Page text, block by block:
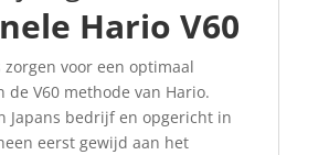
Hario V60
zorgen voor een optimaal
de V60 methode van Hario.
Japans bedrijf en opgericht in
eerst gewijd aan het